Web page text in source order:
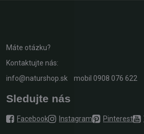
Máte otázku?
Kontaktujte nás:
info@naturshop.sk mobil 0908 076 622
Sledujte nás
Facebook Instagram Pinterest